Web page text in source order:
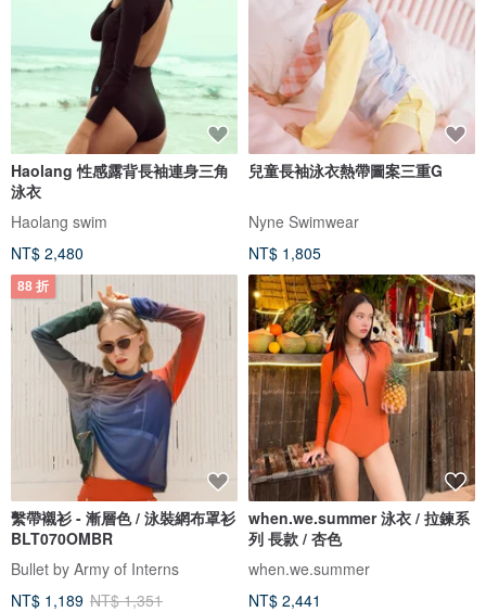
Haolang 性感露背長袖連身三角
泳衣
Haolang swim
NT$ 2,480
兒童長袖泳衣熱帶圖案三重G
Nyne Swimwear
NT$ 1,805
88 折
繫帶襯衫 - 漸層色 / 泳裝網布罩衫
BLT070OMBR
Bullet by Army of Interns
NT$ 1,189 NT$ 1,351
when.we.summer 泳衣 / 拉鍊系
列 長款 / 杏色
when.we.summer
NT$ 2,441